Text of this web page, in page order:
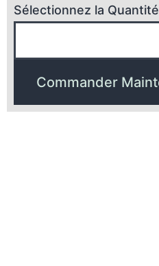
Sélectionnez la Quantité